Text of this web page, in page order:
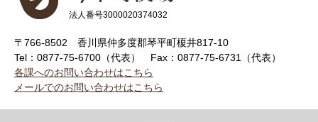
法人番号3000020374032
〒766-8502 香川県仲多度郡琴平町榎井817-10
Tel：0877-75-6700（代表）
Fax：0877-75-6731（代表）
各課へのお問い合わせはこちら
メールでのお問い合わせはこちら